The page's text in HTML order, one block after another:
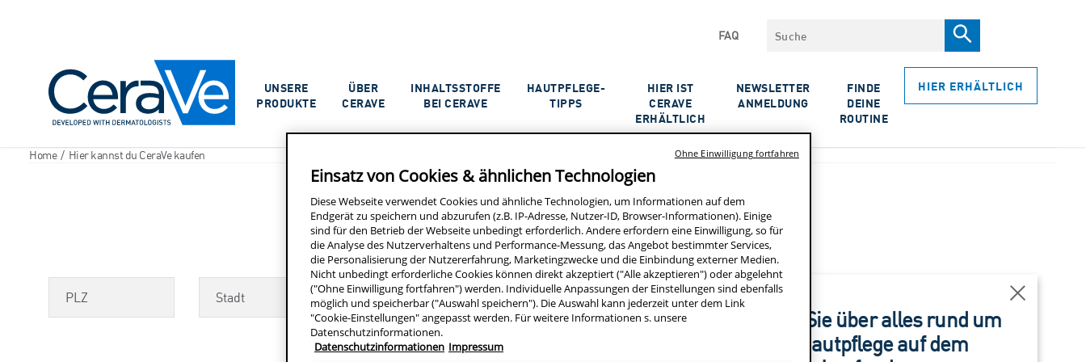
FAQ Suche
UNSERE
PRODUKTE
ÜBER
CERAVE
INHALTSSTOFFE
BEI CERAVE
HAUTPFLEGE-
TIPPS
HIER IST
CERAVE
ERHÄLTLICH
NEWSLETTER
ANMELDUNG
FINDE
DEINE
ROUTINE
HIER ERHÄLTLICH
Home / Hier kannst du CeraVe kaufen
Finde deine Filiale hier
PLZ Stadt
Entfernung RESET SEARCH
Schließen
Bleiben Sie über alles rund um
die Hautpflege auf dem
Einsatz von Cookies & ähnlichen Technologien
Diese Webseite verwendet Cookies und ähnliche Technologien, um Informationen auf dem
Endgerät zu speichern und abzurufen (z.B. IP-Adresse, Nutzer-ID, Browser-Informationen). Einige
sind für den Betrieb der Webseite unbedingt erforderlich. Andere erfordern eine Einwilligung, so für
die Analyse des Nutzerverhaltens und Performance-Messung, das Angebot bestimmter Services,
die Personalisierung der Nutzererfahrung, Marketingzwecke und die Einbindung externer Medien.
Nicht unbedingt erforderliche Cookies können direkt akzeptiert ("Alle akzeptieren") oder abgelehnt
("Ohne Einwilligung fortfahren") werden. Individuelle Anpassungen der Einstellungen sind ebenfalls
möglich und speicherbar ("Auswahl speichern"). Die Auswahl kann jederzeit unter dem Link
"Cookie-Einstellungen" angepasst werden. Für weitere Informationen s. unsere
Datenschutzinformationen.
Datenschutzinformationen Impressum
Ohne Einwilligung fortfahren